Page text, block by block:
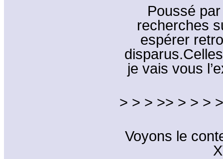
Poussé
recherches
espérer
je vais vous
> > > >> > > >
Voyons le